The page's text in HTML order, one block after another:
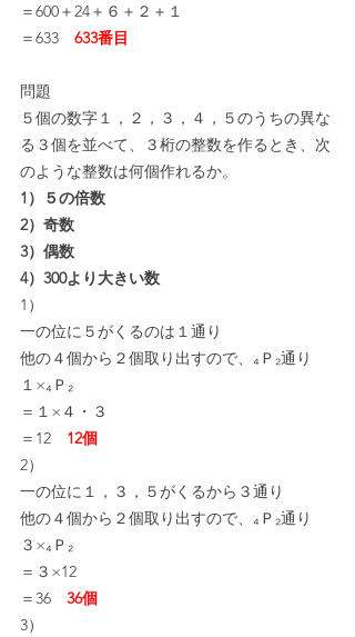
＝600＋24＋６＋２＋１
＝633 633番目
問題
５個の数字１，２，３，４，５のうちの異な
る３個を並べて、３桁の整数を作るとき、次
のような整数は何個作れるか。
1）５の倍数
2）奇数
3）偶数
4）300より大きい数
1）
一の位に５がくるのは１通り
他の４個から２個取り出すので、₄Ｐ₂通り
１×₄Ｐ₂
＝１×４・３
＝12 12個
2）
一の位に１，３，５がくるから３通り
他の４個から２個取り出すので、₄Ｐ₂通り
３×₄Ｐ₂
＝３×12
＝36 36個
3）